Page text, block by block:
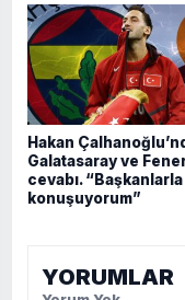
Hakan
Galatasaray ve
cevabı. “Başkanlarla
konuşuyorum”
YORUMLAR